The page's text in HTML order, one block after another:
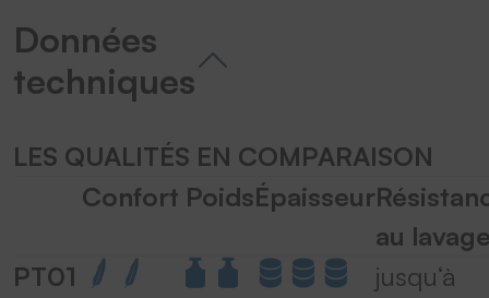
Accept
Données
techniques
LES QUALITÉS EN COMPARAISON
Confort PoidsÉpaisseur
au
PT01
jusqu‘à